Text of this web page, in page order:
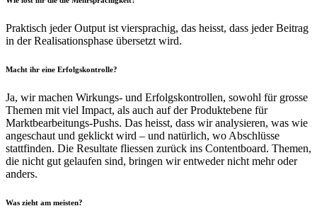
Praktisch jeder Output ist viersprachig, das heisst, dass jeder Beitrag
in der Realisationsphase übersetzt wird.
Macht ihr eine Erfolgskontrolle?
Ja, wir machen Wirkungs- und Erfolgskontrollen, sowohl für grosse
Themen mit viel Impact, als auch auf der Produktebene für
Marktbearbeitungs-Pushs. Das heisst, dass wir analysieren, was wie
angeschaut und geklickt wird – und natürlich, wo Abschlüsse
stattfinden. Die Resultate fliessen zurück ins Contentboard. Themen,
die nicht gut gelaufen sind, bringen wir entweder nicht mehr oder
anders.
Was zieht am meisten?